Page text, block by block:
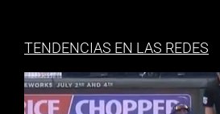
TENDENCIAS EN LAS REDES